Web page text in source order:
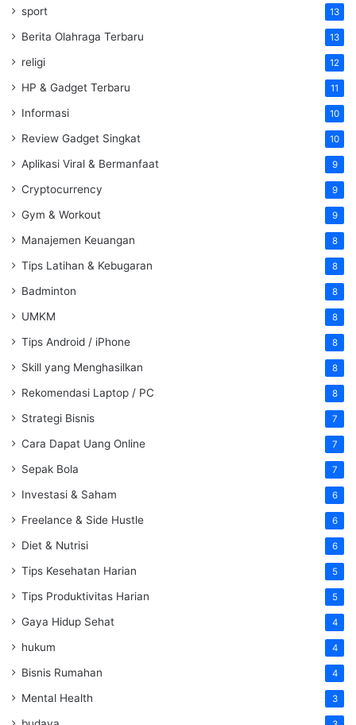
sport 13
Berita Olahraga Terbaru 13
religi 12
HP & Gadget Terbaru 11
Informasi 10
Review Gadget Singkat 10
Aplikasi Viral & Bermanfaat 9
Cryptocurrency 9
Gym & Workout 9
Manajemen Keuangan 8
Tips Latihan & Kebugaran 8
Badminton 8
UMKM 8
Tips Android / iPhone 8
Skill yang Menghasilkan 8
Rekomendasi Laptop / PC 8
Strategi Bisnis 7
Cara Dapat Uang Online 7
Sepak Bola 7
Investasi & Saham 6
Freelance & Side Hustle 6
Diet & Nutrisi 6
Tips Kesehatan Harian 5
Tips Produktivitas Harian 5
Gaya Hidup Sehat 4
hukum 4
Bisnis Rumahan 4
Mental Health 3